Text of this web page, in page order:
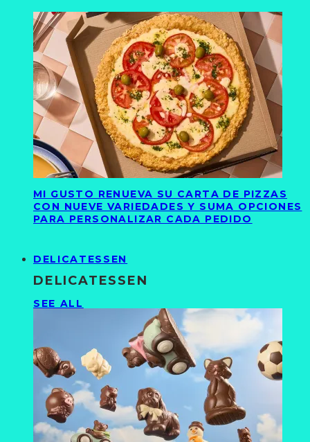
MI GUSTO RENUEVA SU CARTA DE PIZZAS
CON NUEVE VARIEDADES Y SUMA OPCIONES
PARA PERSONALIZAR CADA PEDIDO
DELICATESSEN
DELICATESSEN
SEE ALL